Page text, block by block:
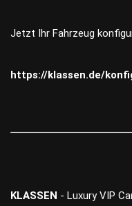
Jetzt Ihr Fahrzeug
https://klassen.de/
KLASSEN - Luxury VIP